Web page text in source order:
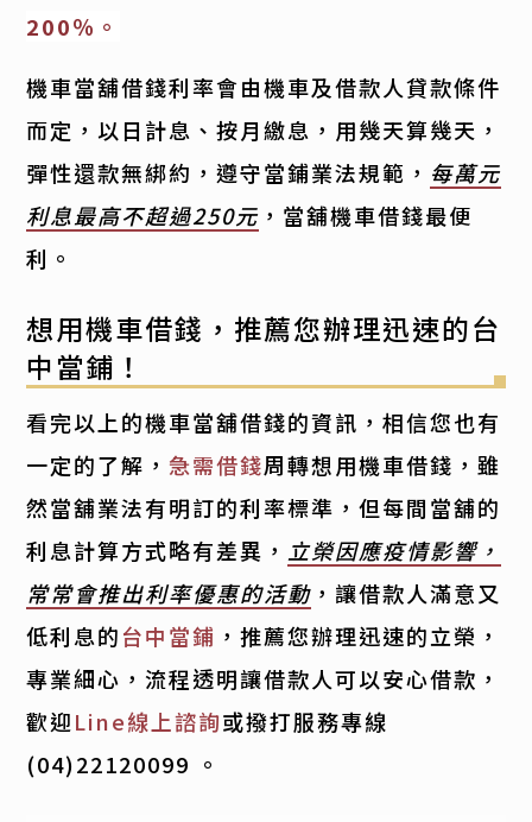
200％。
機車當舖借錢利率會由機車及借款人貸款條件
而定，以日計息、按月繳息，用幾天算幾天，
彈性還款無綁約，遵守當鋪業法規範， 每萬元
利息最高不超過250元 ，當舖機車借錢最便
利。
想用機車借錢，推薦您辦理迅速的台
中當鋪！
看完以上的機車當舖借錢的資訊，相信您也有
一定的了解，急需借錢周轉想用機車借錢，雖
然當舖業法有明訂的利率標準，但每間當舖的
利息計算方式略有差異， 立榮因應疫情影響，
常常會推出利率優惠的活動 ，讓借款人滿意又
低利息的台中當鋪 ，推薦您辦理迅速的立榮，
專業細心，流程透明讓借款人可以安心借款，
歡迎Line線上諮詢或撥打服務專線
(04)22120099 。